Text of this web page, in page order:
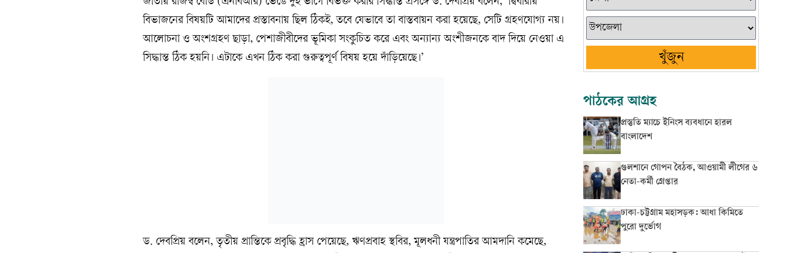
বিভাজনের বিষয়টি আমাদের প্রস্তাবনায় ছিল ঠিকই, তবে যেভাবে তা বাস্তবায়ন করা হয়েছে, সেটি গ্রহণযোগ্য নয়।
আলোচনা ও অংশগ্রহণ ছাড়া, পেশাজীবীদের ভূমিকা সংকুচিত করে এবং অন্যান্য অংশীজনকে বাদ দিয়ে নেওয়া এ
সিদ্ধান্ত ঠিক হয়নি। এটাকে এখন ঠিক করা গুরুত্বপূর্ণ বিষয় হয়ে দাঁড়িয়েছে।’
ড. দেবপ্রিয় বলেন, তৃতীয় প্রান্তিকে প্রবৃদ্ধি হ্রাস পেয়েছে, ঋণপ্রবাহ স্থবির, মূলধনী যন্ত্রপাতির আমদানি কমেছে,
খুঁজুন
পাঠকের আগ্রহ
প্রস্তুতি ম্যাচে ইনিংস ব্যবধানে হারল
বাংলাদেশ
গুলশানে গোপন বৈঠক, আওয়ামী লীগের ৬
নেতা-কর্মী গ্রেপ্তার
ঢাকা-চট্টগ্রাম মহাসড়ক: আধা কিমিতে
পুরো দুর্ভোগ